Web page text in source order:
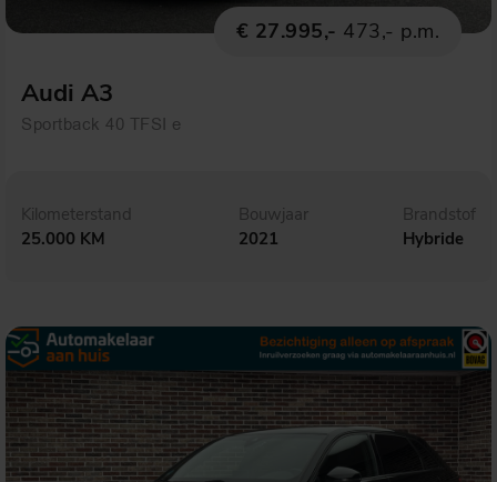
€ 27.995,- 473,- p.m.
Audi A3
Sportback 40 TFSI e
Kilometerstand
25.000 KM
Bouwjaar
2021
Brandstof
Hybride